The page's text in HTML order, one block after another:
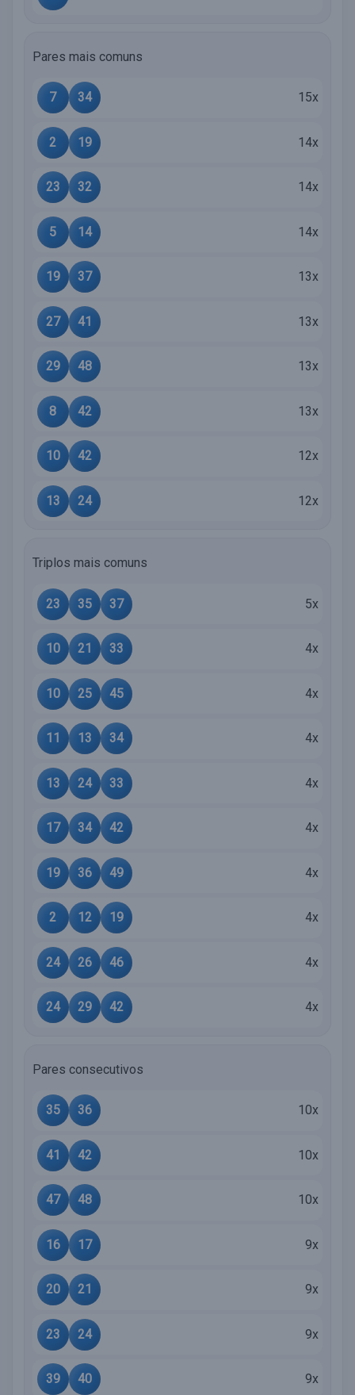
Pares mais comuns
7 34 15x
2 19 14x
23 32 14x
5 14 14x
19 37 13x
27 41 13x
29 48 13x
8 42 13x
10 42 12x
13 24 12x
Triplos mais comuns
23 35 37 5x
10 21 33 4x
10 25 45 4x
11 13 34 4x
13 24 33 4x
17 34 42 4x
19 36 49 4x
2 12 19 4x
24 26 46 4x
24 29 42 4x
Pares consecutivos
35 36 10x
41 42 10x
47 48 10x
16 17 9x
20 21 9x
23 24 9x
39 40 9x